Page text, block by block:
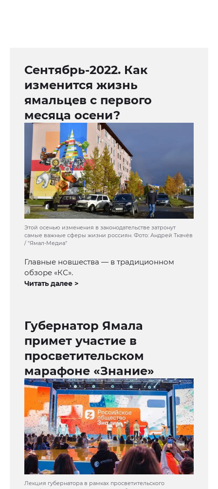
Сентябрь-2022. Как
изменится жизнь
ямальцев с первого
месяца осени?
Этой осенью изменения в законодательстве затронут
самые важные сферы жизни россиян. Фото: Андрей Ткачёв
/ "Ямал-Медиа"
Главные новшества — в традиционном
обзоре «КС».
Читать далее >
Губернатор Ямала
примет участие в
просветительском
марафоне «Знание»
Лекция губернатора в рамках просветительского